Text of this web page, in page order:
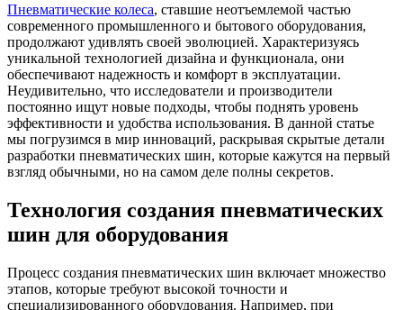
Пневматические колеса, ставшие неотъемлемой частью
современного промышленного и бытового оборудования,
продолжают удивлять своей эволюцией. Характеризуясь
уникальной технологией дизайна и функционала, они
обеспечивают надежность и комфорт в эксплуатации.
Неудивительно, что исследователи и производители
постоянно ищут новые подходы, чтобы поднять уровень
эффективности и удобства использования. В данной статье
мы погрузимся в мир инноваций, раскрывая скрытые детали
разработки пневматических шин, которые кажутся на первый
взгляд обычными, но на самом деле полны секретов.
Технология создания пневматических
шин для оборудования
Процесс создания пневматических шин включает множество
этапов, которые требуют высокой точности и
специализированного оборудования. Например, при